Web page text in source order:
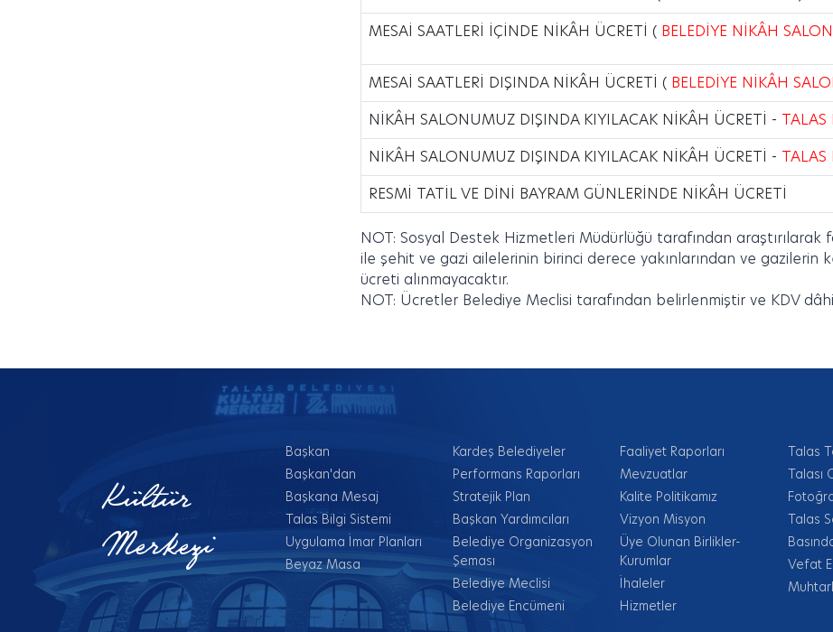
MESAİ SAATLERİ İÇİNDE NİKÂH ÜCRETİ ( BELEDİYE NİKÂH
MESAİ SAATLERİ DIŞINDA NİKÂH ÜCRETİ ( BELEDİYE NİKÂH
NİKÂH SALONUMUZ DIŞINDA KIYILACAK NİKÂH ÜCRETİ - TALAS
NİKÂH SALONUMUZ DIŞINDA KIYILACAK NİKÂH ÜCRETİ - TALAS
RESMİ TATİL VE DİNİ BAYRAM GÜNLERİNDE NİKÂH ÜCRETİ
NOT: Sosyal Destek Hizmetleri Müdürlüğü tarafından
ile şehit ve gazi ailelerinin birinci derece yakınlarından ve gazilerin
ücreti alınmayacaktır.
NOT: Ücretler Belediye Meclisi tarafından belirlenmiştir ve KDV
Kültür
Merkezi
Başkan
Başkan'dan
Başkana Mesaj
Talas Bilgi Sistemi
Uygulama İmar Planları
Beyaz Masa
Kardeş Belediyeler
Performans Raporları
Stratejik Plan
Başkan Yardımcıları
Belediye Organizasyon
Şeması
Belediye Meclisi
Belediye Encümeni
Faaliyet Raporları
Mevzuatlar
Kalite Politikamız
Vizyon Misyon
Üye Olunan Birlikler-
Kurumlar
İhaleler
Hizmetler
Talas
Talası
Talas
Vefat